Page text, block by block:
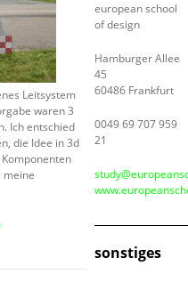
Leitsystem
waren 3
Ich entschied
die Idee in 3d
meine
european school
of design
Hamburger Allee
45
60486 Frankfurt
0049 69 707 959
21
sonstiges